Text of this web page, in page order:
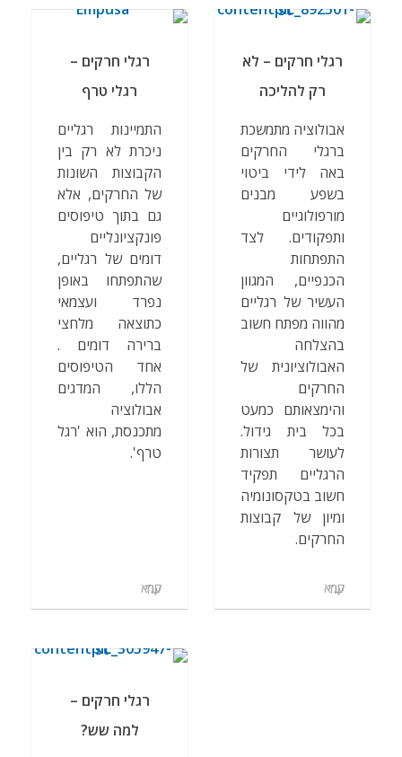
רגלי חרקים –
רגלי טרף
התמיינות רגליים
ניכרת לא רק בין
הקבוצות השונות
של החרקים, אלא
גם בתוך טיפוסים
פונקציונליים
דומים של רגליים,
שהתפתחו באופן
נפרד ועצמאי
כתוצאה מלחצי
ברירה דומים .
אחד הטיפוסים
הללו, המדגים
אבולוציה
מתכנסת, הוא 'רגל
טרף'.
קרא עוד
רגלי חרקים – לא
רק להליכה
אבולוציה מתמשכת
ברגלי החרקים
באה לידי ביטוי
בשפע מבנים
מורפולוגיים
ותפקודים. לצד
התפתחות
הכנפיים, המגוון
העשיר של רגליים
מהווה מפתח חשוב
בהצלחה
האבולוציונית של
החרקים
והימצאותם כמעט
בכל בית גידול.
לעושר תצורות
הרגליים תפקיד
חשוב בטקסונומיה
ומיון של קבוצות
החרקים.
קרא עוד
רגלי חרקים –
למה שש?